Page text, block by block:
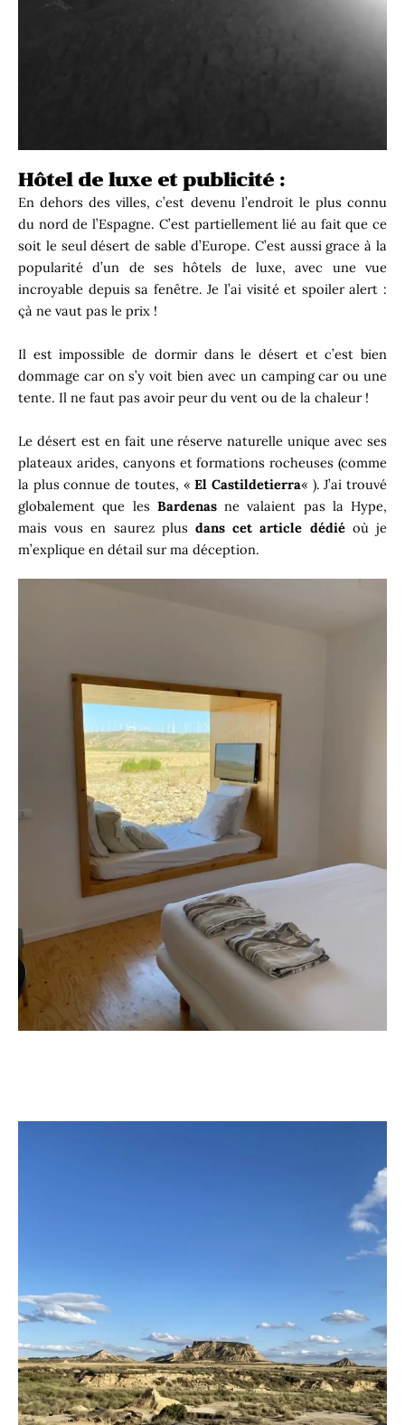
Hôtel de luxe et publicité :
En dehors des villes, c’est devenu l’endroit le plus connu
du nord de l’Espagne. C’est partiellement lié au fait que ce
soit le seul désert de sable d’Europe. C’est aussi grace à la
popularité d’un de ses hôtels de luxe, avec une vue
incroyable depuis sa fenêtre. Je l’ai visité et spoiler alert :
çà ne vaut pas le prix !
Il est impossible de dormir dans le désert et c’est bien
dommage car on s’y voit bien avec un camping car ou une
tente. Il ne faut pas avoir peur du vent ou de la chaleur !
Le désert est en fait une réserve naturelle unique avec ses
plateaux arides, canyons et formations rocheuses (comme
la plus connue de toutes, «El Castildetierra« ). J’ai trouvé
globalement que les Bardenasne valaient pas la Hype,
mais vous en saurez plus dans cet article dédiéoù je
m’explique en détail sur ma déception.